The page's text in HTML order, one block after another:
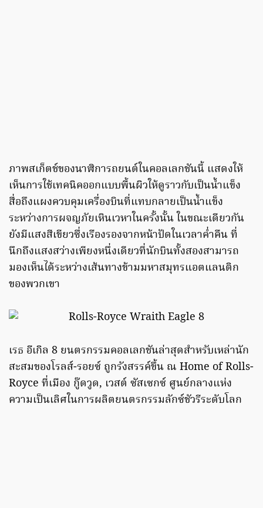
ภาพสเก็ตช์ของนาฬิการถยนต์ในคอลเลกชันนี้ แสดงให้
เห็นการใช้เทคนิคออกแบบพื้นผิวให้ดูราวกับเป็นน้ำแข็ง
สื่อถึงแผงควบคุมเครื่องบินที่แทบกลายเป็นน้ำแข็ง
ระหว่างการผจญภัยเหินเวหาในครั้งนั้น ในขณะเดียวกัน
ยังมีแสงสีเขียวซึ่งเรืองรองจากหน้าปัดในเวลาค่ำคืน ที่
นึกถึงแสงสว่างเพียงหนึ่งเดียวที่นักบินทั้งสองสามารถ
มองเห็นได้ระหว่างเส้นทางข้ามมหาสมุทรแอตแลนติก
ของพวกเขา
เรธ อีเกิล 8 ยนตรกรรมคอลเลกชันล่าสุดสำหรับเหล่านัก
สะสมของโรลส์-รอยซ์ ถูกรังสรรค์ขึ้น ณ Home of Rolls-
Royce ที่เมือง กู๊ดวูด, เวสต์ ซัสเซกซ์ ศูนย์กลางแห่ง
ความเป็นเลิศในการผลิตยนตรกรรมลักซ์ชัวรีระดับโลก